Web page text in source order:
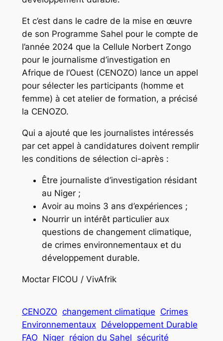
Et c’est dans le cadre de la mise en œuvre
de son Programme Sahel pour le compte de
l’année 2024 que la Cellule Norbert Zongo
pour le journalisme d’investigation en
Afrique de l’Ouest (CENOZO) lance un appel
pour sélecter les participants (homme et
femme) à cet atelier de formation, a précisé
la CENOZO.
Qui a ajouté que les journalistes intéressés
par cet appel à candidatures doivent remplir
les conditions de sélection ci-après :
Être journaliste d’investigation résidant
au Niger ;
Avoir au moins 3 ans d’expériences ;
Nourrir un intérêt particulier aux
questions de changement climatique,
de crimes environnementaux et du
développement durable.
Moctar FICOU / VivAfrik
CENOZO changement climatique Crimes
Environnementaux Développement Durable
FAO Niger région du Sahel sécurité